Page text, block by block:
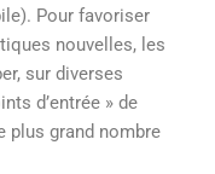
Pour favoriser
nouvelles, les
sur diverses
d’entrée » de
plus grand nombre